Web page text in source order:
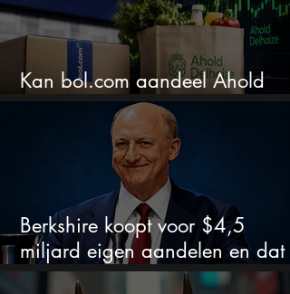
Kan bol.com aandeel Ahold
nieuw leven inblazen?
Berkshire koopt voor $4,5
miljard eigen aandelen en dat
zegt veel over de waardering